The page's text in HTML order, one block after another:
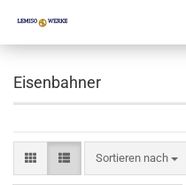
Eisenbahner
Sortieren nach
Sortieren nach